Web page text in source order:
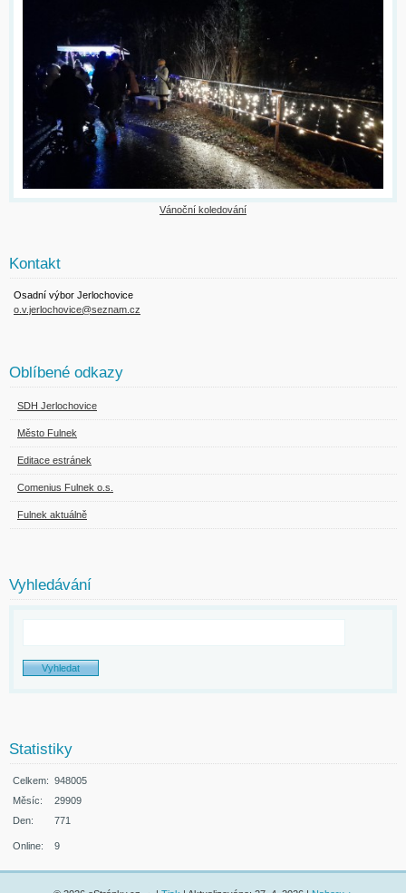
Vánoční koledování
Kontakt
Osadní výbor Jerlochovice
o.v.jerlochovice@seznam.cz
Oblíbené odkazy
SDH Jerlochovice
Město Fulnek
Editace estránek
Comenius Fulnek o.s.
Fulnek aktuálně
Vyhledávání
Statistiky
Online: 9
Celkem: 948005
Měsíc:
29909
Den:
771